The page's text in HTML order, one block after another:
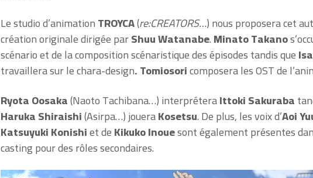
Le studio d’animationTROYCA(re:CREATORS…) nous proposera cet
création originale dirigée parShuu Watanabe.Minato Takano
scénario et de la composition scénaristique des épisodes tandis que
travaillera sur le chara-design. Tomiosoricomposera les OST de
Ryota Oosaka(Naoto Tachibana…) interpréteraIttoki Sakuraba
Haruka Shiraishi(Asirpa…) joueraKosetsu. De plus, les voix d’Aoi
Katsuyuki Konishiet deKikuko Inouesont également présentes
casting pour des rôlessecondaires.